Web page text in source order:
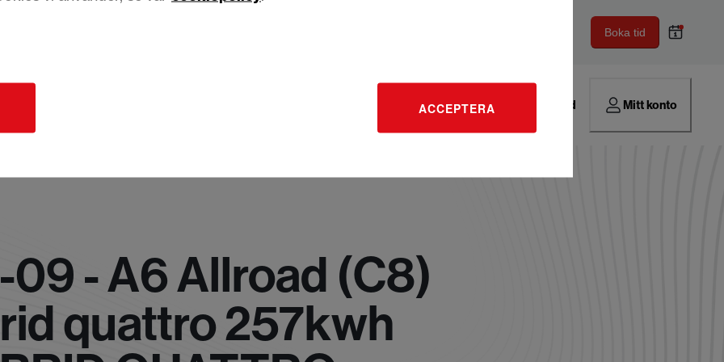
ACCEPTERA
Boka tid
Hitta verkstad Mitt konto
- A6 Allroad (C8)
quattro 257kwh